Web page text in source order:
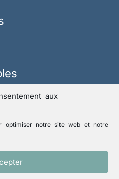
aux
optimiser notre site web et notre